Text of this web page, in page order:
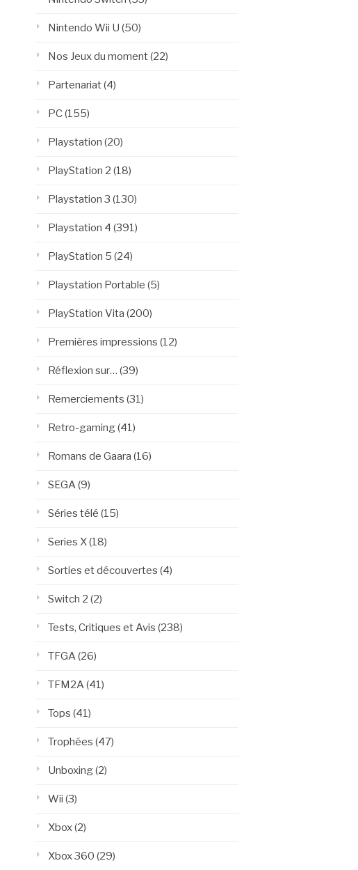
Nintendo Wii U (50)
Nos Jeux du moment(22)
Partenariat(4)
PC(155)
Playstation (20)
PlayStation 2 (18)
Playstation 3 (130)
Playstation 4 (391)
PlayStation 5 (24)
Playstation Portable (5)
PlayStation Vita (200)
Premières impressions (12)
Réflexion sur… (39)
Remerciements (31)
Retro-gaming(41)
Romans de Gaara (16)
SEGA (9)
Séries télé (15)
Series X(18)
Sorties et découvertes (4)
Switch 2 (2)
Tests, Critiques et Avis (238)
TFGA (26)
TFM2A (41)
Tops (41)
Trophées (47)
Unboxing(2)
Wii (3)
Xbox(2)
Xbox 360 (29)